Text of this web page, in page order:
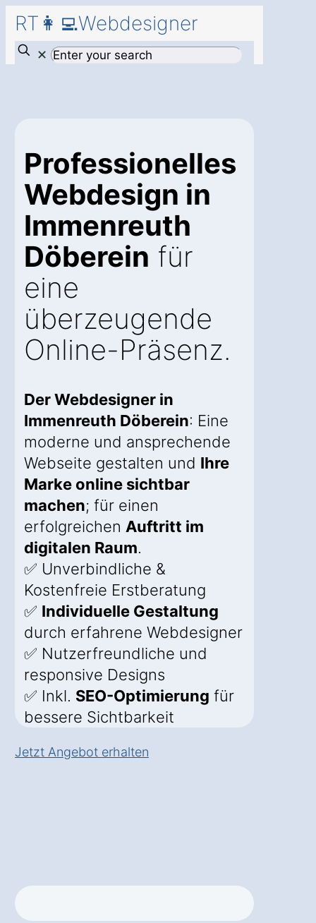
RT👩‍💻Webdesigner
✕
Professionelles
Webdesign in
Immenreuth
Döberein für
eine
überzeugende
Online-Präsenz.
Der Webdesigner in
Immenreuth Döberein: Eine
moderne und ansprechende
Webseite gestalten und Ihre
Marke online sichtbar
machen; für einen
erfolgreichen Auftritt im
digitalen Raum.
✅ Unverbindliche &
Kostenfreie Erstberatung
✅ Individuelle Gestaltung
durch erfahrene Webdesigner
✅ Nutzerfreundliche und
responsive Designs
✅ Inkl. SEO-Optimierung für
bessere Sichtbarkeit
Jetzt Angebot erhalten